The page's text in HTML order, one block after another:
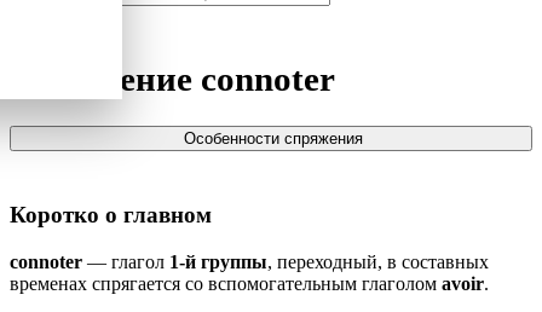
Спряжение connoter
Особенности спряжения
Коротко о главном
connoter — глагол 1-й группы, переходный, в составных
временах спрягается со вспомогательным глаголом avoir.